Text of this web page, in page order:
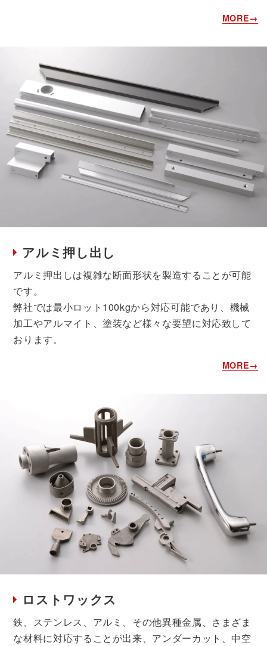
アルミ押し出し
アルミ押出しは複雑な断面形状を製造することが可能
です。
弊社では最小ロット100kgから対応可能であり、機械
加工やアルマイト、塗装など様々な要望に対応致して
おります。
ロストワックス
鉄、ステンレス、アルミ、その他異種金属、さまざま
な材料に対応することが出来、アンダーカット、中空